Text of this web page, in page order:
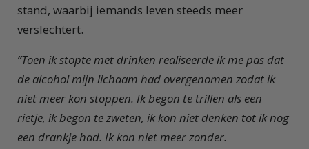
stand, waarbij iemands leven steeds meer
verslechtert.
“Toen ik stopte met drinken realiseerde ik me pas dat
de alcohol mijn lichaam had overgenomen zodat ik
niet meer kon stoppen. Ik begon te trillen als een
rietje, ik begon te zweten, ik kon niet denken tot ik nog
een drankje had. Ik kon niet meer zonder.